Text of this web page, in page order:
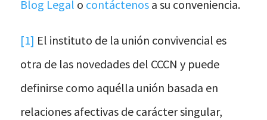
Blog Legal o contáctenosa su conveniencia.
[1] El instituto de la unión convivencial es
otra de las novedades del CCCN y puede
definirse como aquélla unión basada en
relaciones afectivas de carácter singular,